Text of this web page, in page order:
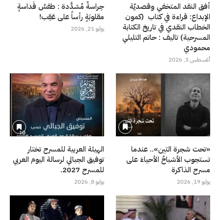
أفق النقد المتخفي وقصديّة
الإبداع: قراءة في كتاب (كمون
الخطاب النقدي في تاريخ الكتابة
المسرحية) تاليف : حاتم التليلي
محمودي
أغسطس 3, 2026
حِراسةٌ مُشدَّدة : طقسُ قَداسةٍ
مقلوبَةٍ رأساً على عَقِب!
يوليو 21, 2026
«تحت شجرة التين».. عندما
تستجوب الأشباحُ الأحياءَ على
مسرح الذاكرة
يوليو 19, 2026
الهيئة العربية للمسرح تختار
توفيق الجبالي لرسالة اليوم العربي
للمسرح 2027.
يوليو 8, 2026